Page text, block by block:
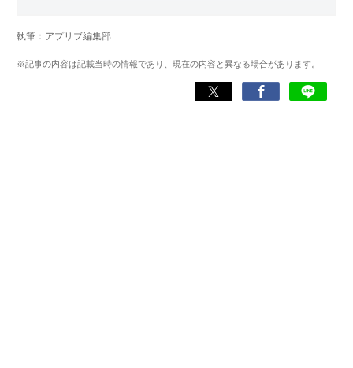
化アプリの紹介）、TBS『サタプラ』（スマホライフが変
スマホアプリ）他
執筆：アプリブ編集部
※記事の内容は記載当時の情報であり、現在の内容と異なる場合があります。